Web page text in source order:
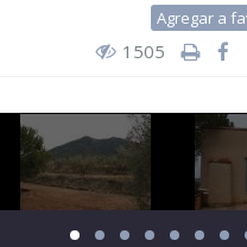
Agregar a
1505